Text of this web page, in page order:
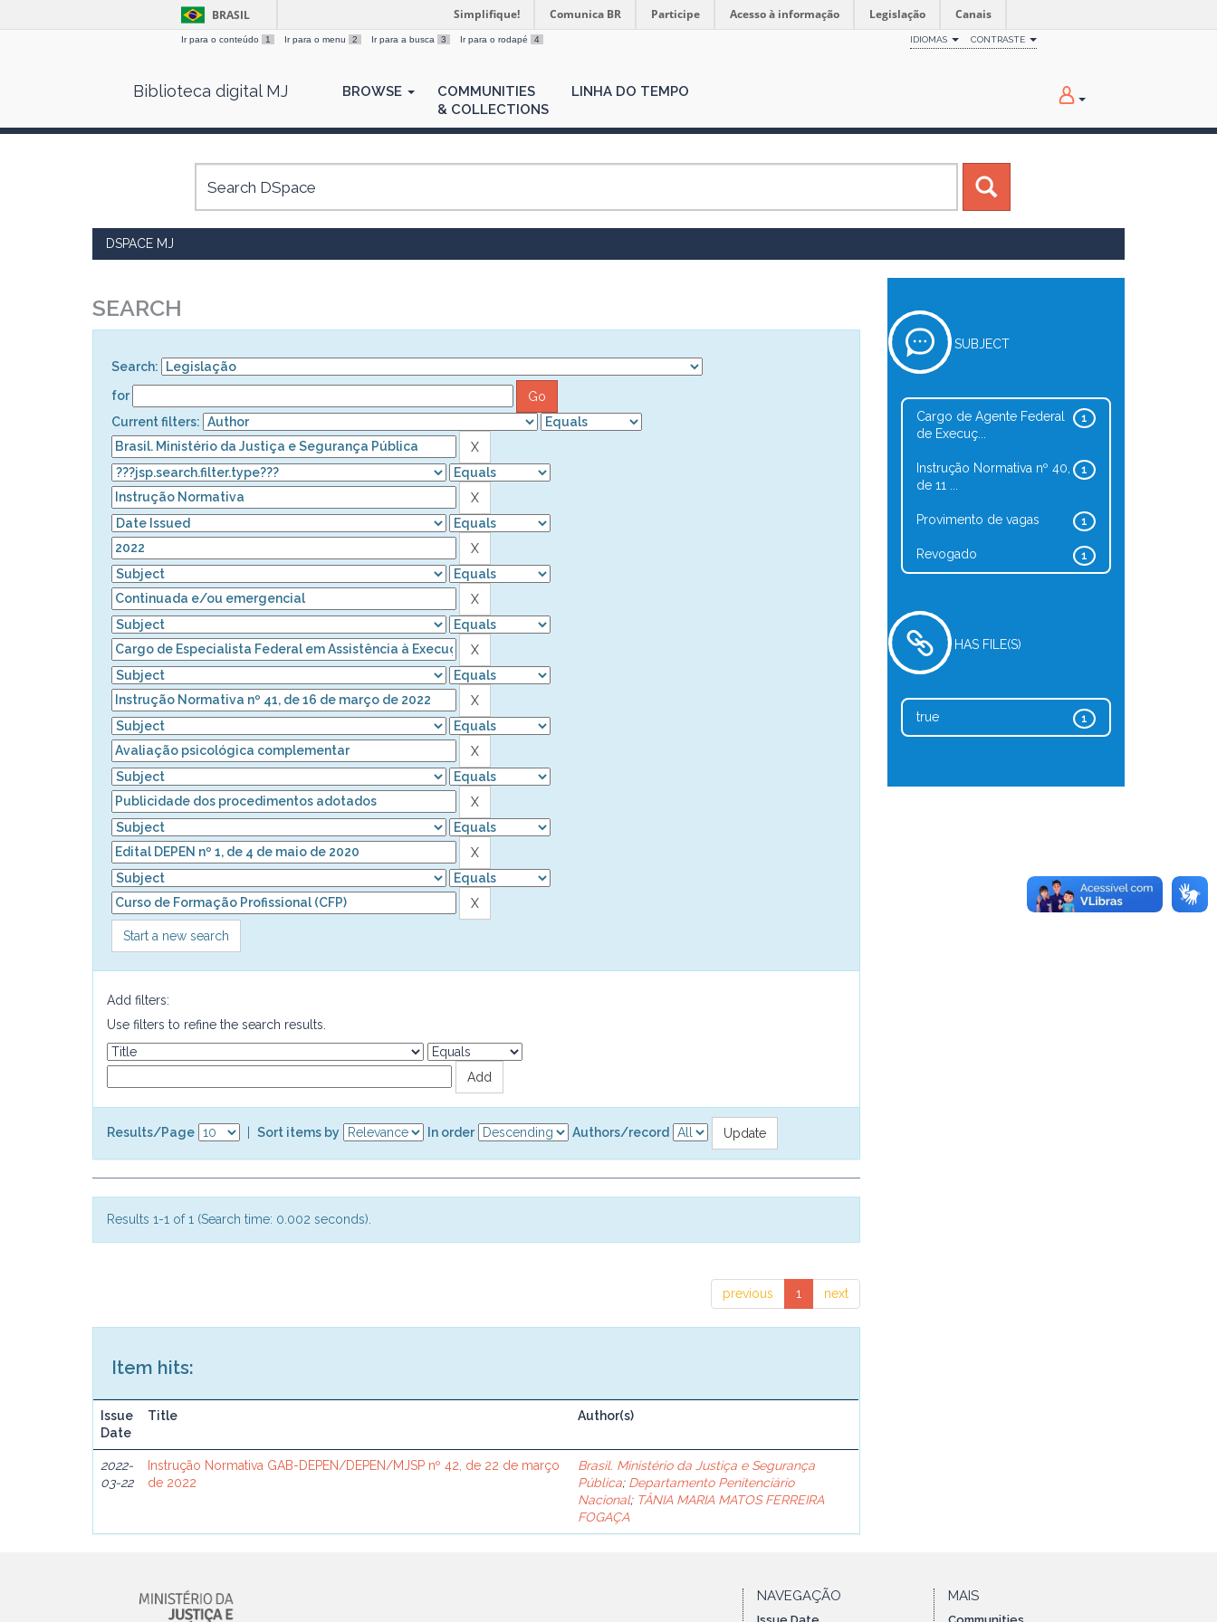
BRASIL Simplifique! Comunica BR Participe Acesso à informação Legislação Canais
Ir para o conteúdo 1 Ir para o menu 2 Ir para a busca 3 Ir para o rodapé 4 IDIOMAS CONTRASTE
Biblioteca digital MJ BROWSE
COMMUNITIES
& COLLECTIONS
LINHA DO TEMPO
DSPACE MJ
SEARCH
Search:
for
Current filters:
Start a new search
Add filters:
Use filters to refine the search results.
Results/Page Sort items by In order Authors/record
Results 1-1 of 1 (Search time: 0.002 seconds).
previous 1 next
Item hits:
Issue
Date
Title Author(s)
2022-
03-22
Instrução Normativa GAB-DEPEN/DEPEN/MJSP nº 42, de 22 de março
de 2022
Brasil. Ministério da Justiça e Segurança
Pública; Departamento Penitenciário
Nacional; TÂNIA MARIA MATOS FERREIRA
FOGAÇA
SUBJECT
1
Cargo de Agente Federal
de Execuç...
1
Instrução Normativa nº 40,
de 11 ...
1
Provimento de vagas
1
Revogado
HAS FILE(S)
1
true
NAVEGAÇÃO MAIS